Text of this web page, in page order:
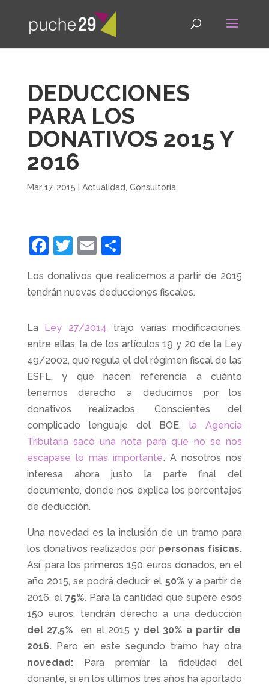
DEDUCCIONES
PARA LOS
DONATIVOS 2015 Y
2016
Mar 17, 2015 Actualidad Consultoría
F
c
e
b
o
o
k
T
itt
er
E
ai
l
C
m
p
ar
tir
Los donativos que realicemos a partir de 2015
tendrán nuevas deducciones fiscales.
La Ley 27/2014 trajo varias modificaciones,
entre ellas, la de los artículos 19 y 20 de la Ley
49/2002, que regula el del régimen fiscal de las
ESFL, y que hacen referencia a cuánto
tenemos derecho a deducirnos por los
donativos realizados. Conscientes del
complicado lenguaje del BOE,la Agencia
Tributaria sacó una nota para que no se nos
escapase lo más importante. A nosotros nos
interesa ahora justo la parte final del
documento, donde nos explica los porcentajes
de deducción.
Una novedad es la inclusión de un tramo para
los donativos realizados por personas físicas.
Así, para los primeros 150 euros donados, en el
año 2015, se podrá deducir el 50% y a partir de
2016, el 75%.Para la cantidad que supere esos
150 euros, tendrán derecho a una deducción
del 27,5%
en el 2015 y del 30% a partir de
2016.Pero en este segundo tramo hay otra
novedad: Para premiar la fidelidad del
donante, si en los últimos tres años ha aportado